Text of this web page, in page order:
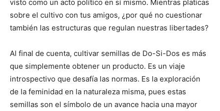
visto como un acto político en sí mismo. Mientras platicas
sobre el cultivo con tus amigos, ¿por qué no cuestionar
también las estructuras que regulan nuestras libertades?
Al final de cuenta, cultivar semillas de Do-Si-Dos es más
que simplemente obtener un producto. Es un viaje
introspectivo que desafía las normas. Es la exploración
de la feminidad en la naturaleza misma, pues estas
semillas son el símbolo de un avance hacia una mayor